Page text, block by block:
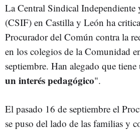
La Central Sindical Independiente
(CSIF) en Castilla y León ha
Procurador del Común contra la
en los colegios de la Comunidad
septiembre. Han alegado que tiene
un interés pedagógico".
El pasado 16 de septiembre el
se puso del lado de las familias y